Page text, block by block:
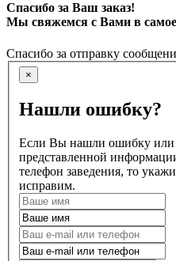
Спасибо за Ваш заказ!
Мы свяжемся с Вами в
Спасибо за отправку
×
Нашли ошибку?
Если Вы нашли ошибку или
представленной
телефон заведения, то
исправим.